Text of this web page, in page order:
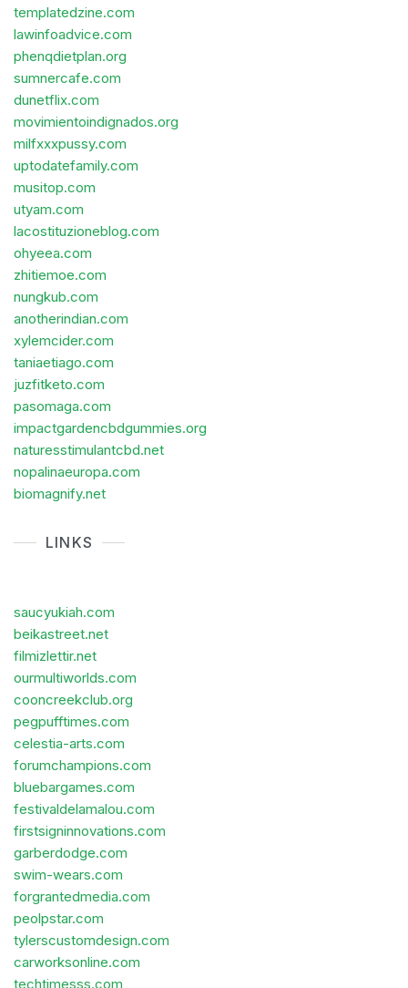
templatedzine.com
lawinfoadvice.com
phenqdietplan.org
sumnercafe.com
dunetflix.com
movimientoindignados.org
milfxxxpussy.com
uptodatefamily.com
musitop.com
utyam.com
lacostituzioneblog.com
ohyeea.com
zhitiemoe.com
nungkub.com
anotherindian.com
xylemcider.com
taniaetiago.com
juzfitketo.com
pasomaga.com
impactgardencbdgummies.org
naturesstimulantcbd.net
nopalinaeuropa.com
biomagnify.net
LINKS
saucyukiah.com
beikastreet.net
filmizlettir.net
ourmultiworlds.com
cooncreekclub.org
pegpufftimes.com
celestia-arts.com
forumchampions.com
bluebargames.com
festivaldelamalou.com
firstsigninnovations.com
garberdodge.com
swim-wears.com
forgrantedmedia.com
peolpstar.com
tylerscustomdesign.com
carworksonline.com
techtimesss.com